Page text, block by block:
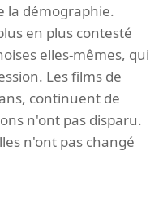
la démographie.
en plus contesté
elles-mêmes, qui
Les films de
continuent de
n'ont pas disparu.
n'ont pas changé